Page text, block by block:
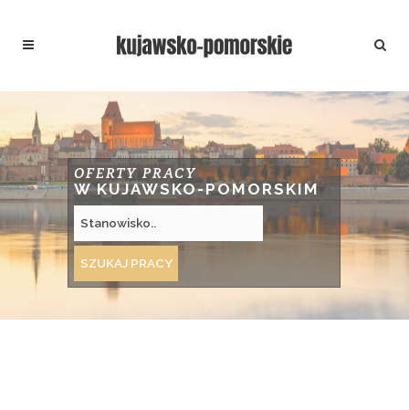
OFERTY PRACY
W KUJAWSKO-POMORSKIM